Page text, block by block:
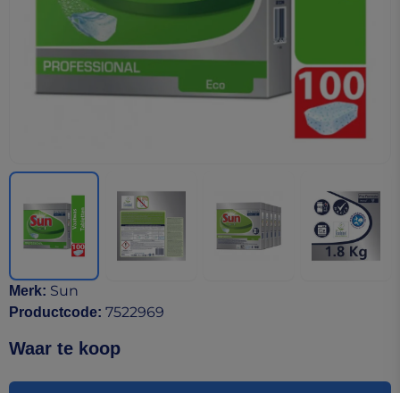
Merk: Sun
Productcode: 7522969
Waar te koop